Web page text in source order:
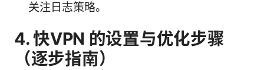
关注日志策略。
4. 快VPN 的设置与优化步骤
（逐步指南）